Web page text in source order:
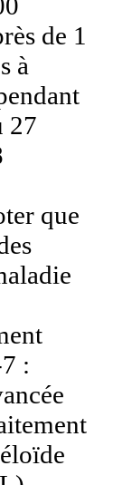
de 1
à
27
que
: